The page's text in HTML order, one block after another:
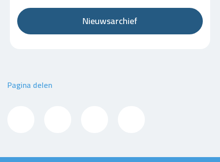
Nieuwsarchief
Pagina delen